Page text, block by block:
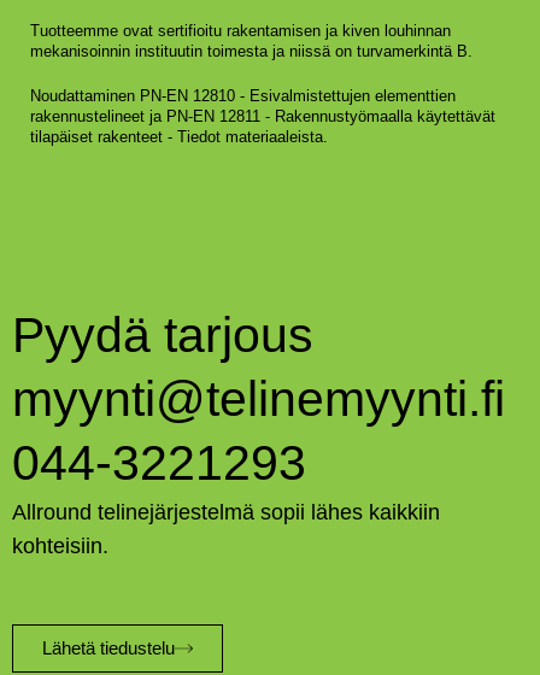
Tuotteemme ovat sertifioitu rakentamisen ja kiven louhinnan
mekanisoinnin instituutin toimesta ja niissä on turvamerkintä B.
Noudattaminen PN-EN 12810 - Esivalmistettujen elementtien
rakennustelineet ja PN-EN 12811 - Rakennustyömaalla käytettävät
tilapäiset rakenteet - Tiedot materiaaleista.
Pyydä tarjous
myynti@telinemyynti.fi
044-3221293
Allround telinejärjestelmä sopii lähes kaikkiin
kohteisiin.
Lähetä tiedustelu